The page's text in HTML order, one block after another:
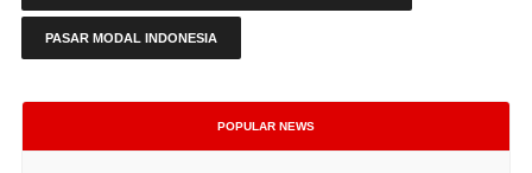
PASAR MODAL INDONESIA
POPULAR NEWS